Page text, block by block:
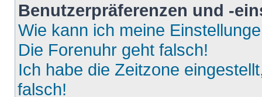
Benutzerpräferenzen und -
Wie kann ich meine
Die Forenuhr geht falsch!
Ich habe die Zeitzone
falsch!